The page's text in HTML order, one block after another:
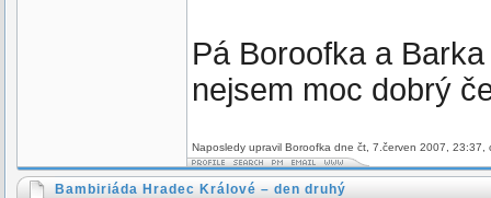
Pá Boroofka a
nejsem moc dobrý
Naposledy upravil Boroofka dne čt, 7.červen 2007, 23:37,
Bambiriáda Hradec Králové – den druhý